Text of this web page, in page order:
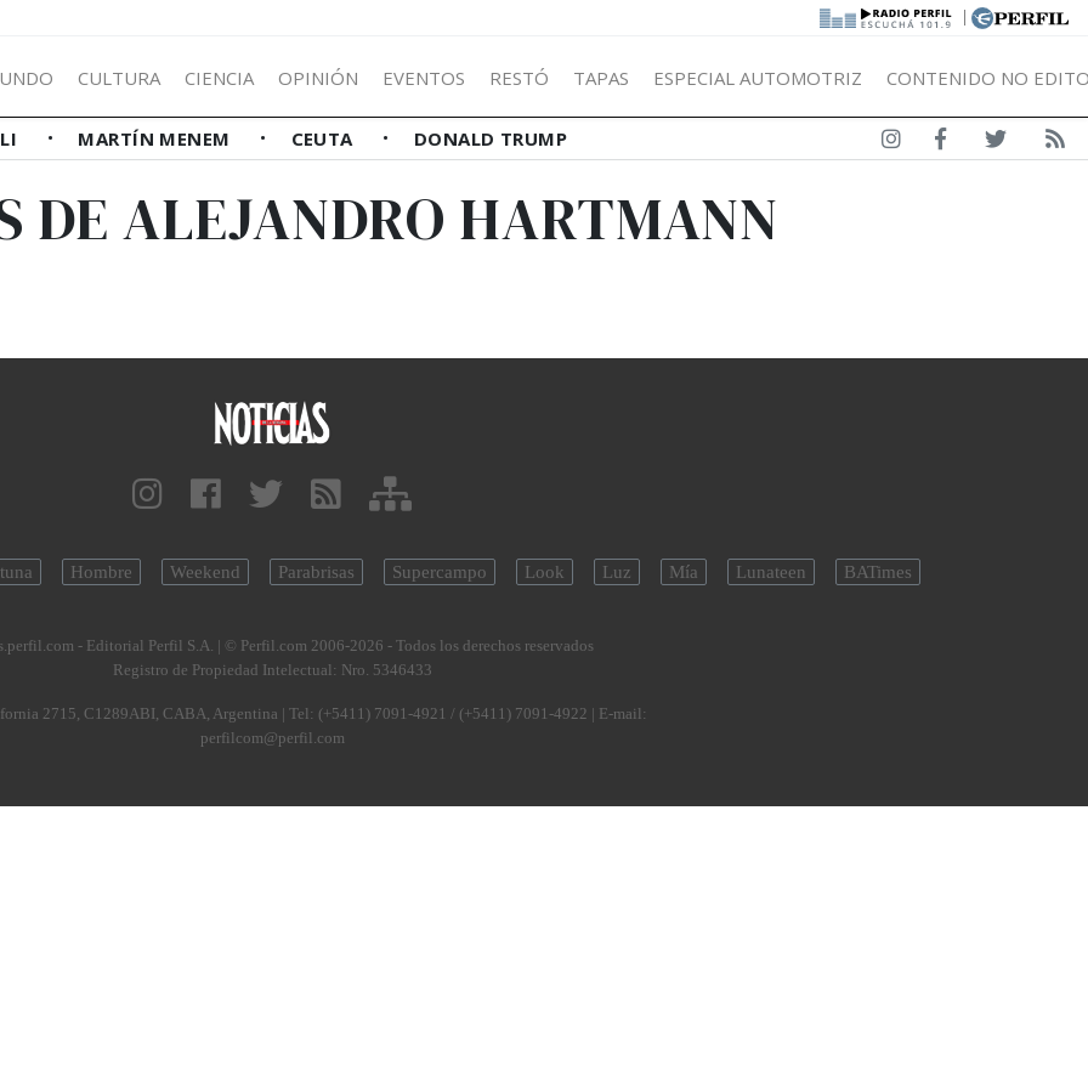
|
CULTURA CIENCIA OPINIÓN EVENTOS RESTÓ TAPAS ESPECIAL AUTOMOTRIZ CONTENIDO NO
MARTÍN MENEM CEUTA DONALD TRUMP
DE ALEJANDRO HARTMANN
Hombre Weekend Parabrisas Supercampo Look Luz Mía Lunateen BATimes
- Editorial Perfil S.A. | © Perfil.com 2006-2026 - Todos los derechos reservados
Registro de Propiedad Intelectual: Nro. 5346433
2715, C1289ABI, CABA, Argentina | Tel: (+5411) 7091-4921 / (+5411) 7091-4922 | E-mail:
perfilcom@perfil.com